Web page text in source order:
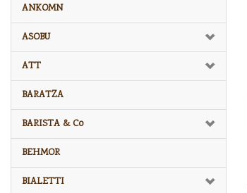
ANKOMN
ASOBU
ATT
BARATZA
BARISTA & Co
BEHMOR
BIALETTI